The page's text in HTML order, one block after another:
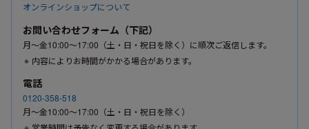
オンラインショップについて
お問い合わせフォーム（下記）
月〜金10:00〜17:00（土・日・祝日を除く）に順次ご返信します。
内容によりお時間がかかる場合があります。
電話
0120-358-518
月〜金10:00〜17:00（土・日・祝日を除く）